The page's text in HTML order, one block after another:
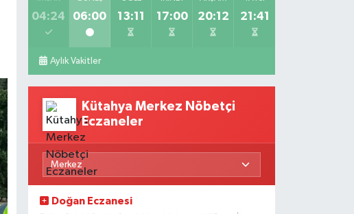
04:24 06:00 13:11 17:00 20:12 21:41
Aylık Vakitler
Kütahya Merkez Nöbetçi
Eczaneler
Doğan Eczanesi